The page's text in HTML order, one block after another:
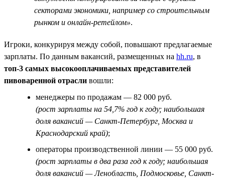
секторами экономики, например со строительным
рынком и онлайн-ретейлом».
Игроки, конкурируя между собой, повышают предлагаемые
зарплаты. По данным вакансий, размещенных на hh.ru, в
топ-3 самых высокооплачиваемых представителей
пивоваренной отрасли вошли:
менеджеры по продажам — 82 000 руб.
(рост зарплаты на 54,7% год к году; наибольшая
доля вакансий — Санкт-Петербург, Москва и
Краснодарский край);
операторы производственной линии — 55 000 руб.
(рост зарплаты в два раза год к году; наибольшая
доля вакансий — Ленобласть, Подмосковье, Санкт-